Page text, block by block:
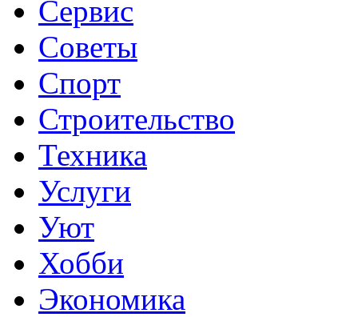
Сервис
Советы
Спорт
Строительство
Техника
Услуги
Уют
Хобби
Экономика